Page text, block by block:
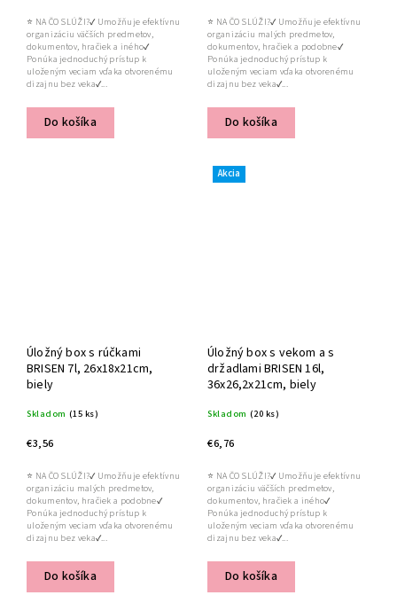
Do košíka
⭐ NA ČO SLÚŽI?✔ Umožňuje efektívnu
organizáciu väčších predmetov,
dokumentov, hračiek a iného✔
Ponúka jednoduchý prístup k
uloženým veciam vďaka otvorenému
dizajnu bez veka✔...
Do košíka
⭐ NA ČO SLÚŽI?✔ Umožňuje efektívnu
organizáciu malých predmetov,
dokumentov, hračiek a podobne✔
Ponúka jednoduchý prístup k
uloženým veciam vďaka otvorenému
dizajnu bez veka✔...
Úložný box s rúčkami
BRISEN 7l, 26x18x21cm,
biely
Skladom (15 ks)
€3,56
Do košíka
⭐ NA ČO SLÚŽI?✔ Umožňuje efektívnu
organizáciu malých predmetov,
dokumentov, hračiek a podobne✔
Ponúka jednoduchý prístup k
uloženým veciam vďaka otvorenému
dizajnu bez veka✔...
Akcia
Úložný box s vekom a s
držadlami BRISEN 16l,
36x26,2x21cm, biely
Skladom (20 ks)
€6,76
Do košíka
⭐ NA ČO SLÚŽI?✔ Umožňuje efektívnu
organizáciu väčších predmetov,
dokumentov, hračiek a iného✔
Ponúka jednoduchý prístup k
uloženým veciam vďaka otvorenému
dizajnu bez veka✔...